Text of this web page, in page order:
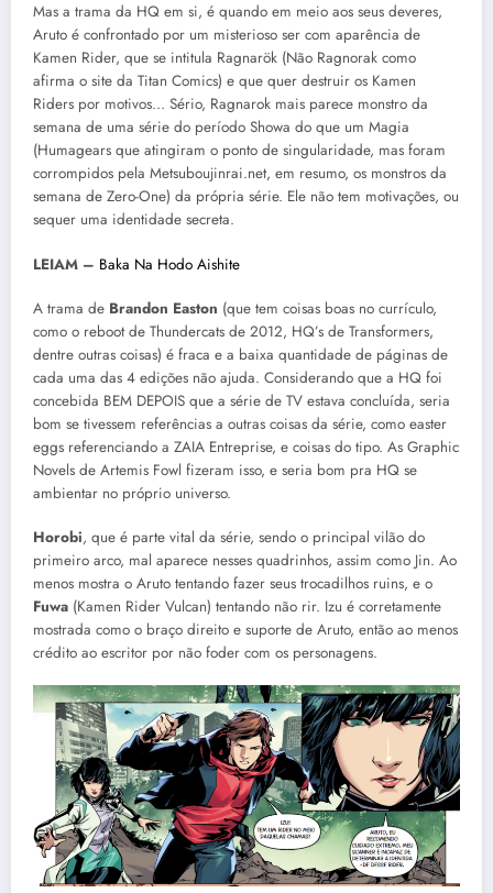
Mas a trama da HQ em si, é quando em meio aos seus deveres,
Aruto é confrontado por um misterioso ser com aparência de
Kamen Rider, que se intitula Ragnarök (Não Ragnorak como
afirma o site da Titan Comics) e que quer destruir os Kamen
Riders por motivos… Sério, Ragnarok mais parece monstro da
semana de uma série do período Showa do que um Magia
(Humagears que atingiram o ponto de singularidade, mas foram
corrompidos pela Metsuboujinrai.net, em resumo, os monstros da
semana de Zero-One) da própria série. Ele não tem motivações, ou
sequer uma identidade secreta.
LEIAM – Baka Na Hodo Aishite
A trama de Brandon Easton (que tem coisas boas no currículo,
como o reboot de Thundercats de 2012, HQ’s de Transformers,
dentre outras coisas) é fraca e a baixa quantidade de páginas de
cada uma das 4 edições não ajuda. Considerando que a HQ foi
concebida BEM DEPOIS que a série de TV estava concluída, seria
bom se tivessem referências a outras coisas da série, como easter
eggs referenciando a ZAIA Entreprise, e coisas do tipo. As Graphic
Novels de Artemis Fowl fizeram isso, e seria bom pra HQ se
ambientar no próprio universo.
Horobi, que é parte vital da série, sendo o principal vilão do
primeiro arco, mal aparece nesses quadrinhos, assim como Jin. Ao
menos mostra o Aruto tentando fazer seus trocadilhos ruins, e o
Fuwa (Kamen Rider Vulcan) tentando não rir. Izu é corretamente
mostrada como o braço direito e suporte de Aruto, então ao menos
crédito ao escritor por não foder com os personagens.